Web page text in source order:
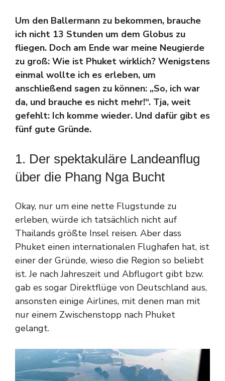
Um den Ballermann zu bekommen, brauche
ich nicht 13 Stunden um dem Globus zu
fliegen. Doch am Ende war meine Neugierde
zu groß: Wie ist Phuket wirklich? Wenigstens
einmal wollte ich es erleben, um
anschließend sagen zu können: „So, ich war
da, und brauche es nicht mehr!“. Tja, weit
gefehlt: Ich komme wieder. Und dafür gibt es
fünf gute Gründe.
1. Der spektakuläre Landeanflug
über die Phang Nga Bucht
Okay, nur um eine nette Flugstunde zu
erleben, würde ich tatsächlich nicht auf
Thailands größte Insel reisen. Aber dass
Phuket einen internationalen Flughafen hat, ist
einer der Gründe, wieso die Region so beliebt
ist. Je nach Jahreszeit und Abflugort gibt bzw.
gab es sogar Direktflüge von Deutschland aus,
ansonsten einige Airlines, mit denen man mit
nur einem Zwischenstopp nach Phuket
gelangt.